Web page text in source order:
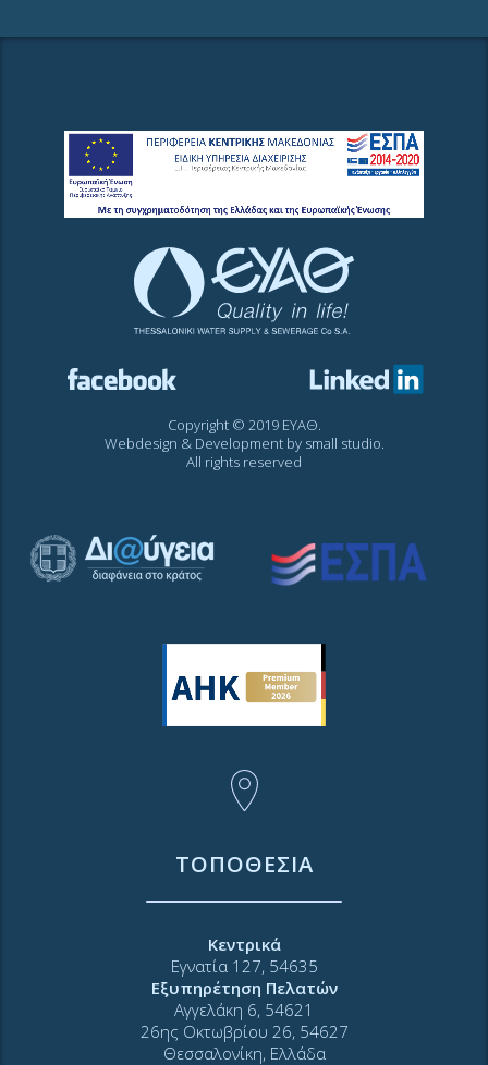
Copyright © 2019 ΕΥΑΘ.
Webdesign & Development by small studio.
All rights reserved
ΤΟΠΟΘΕΣΙΑ
Κεντρικά
Εγνατία 127, 54635
Εξυπηρέτηση Πελατών
Αγγελάκη 6, 54621
26ης Οκτωβρίου 26, 54627
Θεσσαλονίκη, Ελλάδα